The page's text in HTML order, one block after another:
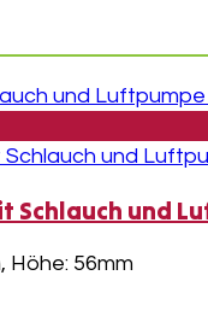
Schlauch und
Höhe: 56mm